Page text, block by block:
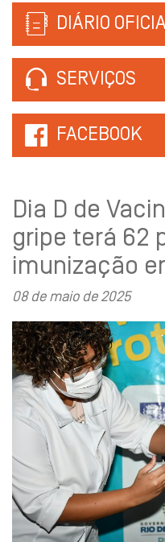
DIÁRIO
SERVIÇOS
FACEBOOK
Dia D de
gripe terá 62
imunização
08 de maio de 2025